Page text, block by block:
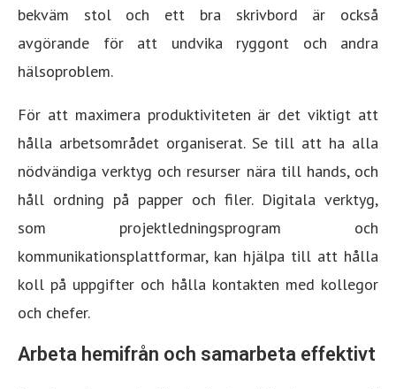
bekväm stol och ett bra skrivbord är också
avgörande för att undvika ryggont och andra
hälsoproblem.
För att maximera produktiviteten är det viktigt att
hålla arbetsområdet organiserat. Se till att ha alla
nödvändiga verktyg och resurser nära till hands, och
håll ordning på papper och filer. Digitala verktyg,
som projektledningsprogram och
kommunikationsplattformar, kan hjälpa till att hålla
koll på uppgifter och hålla kontakten med kollegor
och chefer.
Arbeta hemifrån och samarbeta effektivt